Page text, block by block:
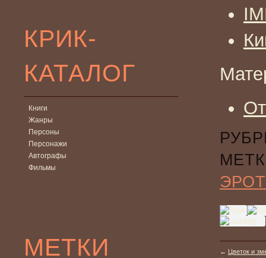
КРИК-
КАТАЛОГ
Книги
Жанры
Персоны
Персонажи
Автографы
Фильмы
МЕТКИ ← Цветок и